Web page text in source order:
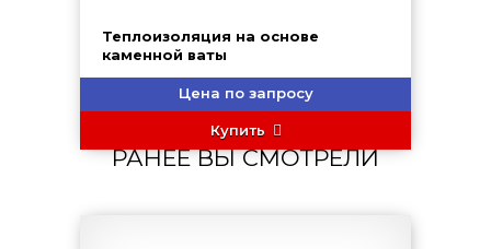
Теплоизоляция на основе
каменной ваты
Цена по запросу
Купить
РАНЕЕ ВЫ СМОТРЕЛИ